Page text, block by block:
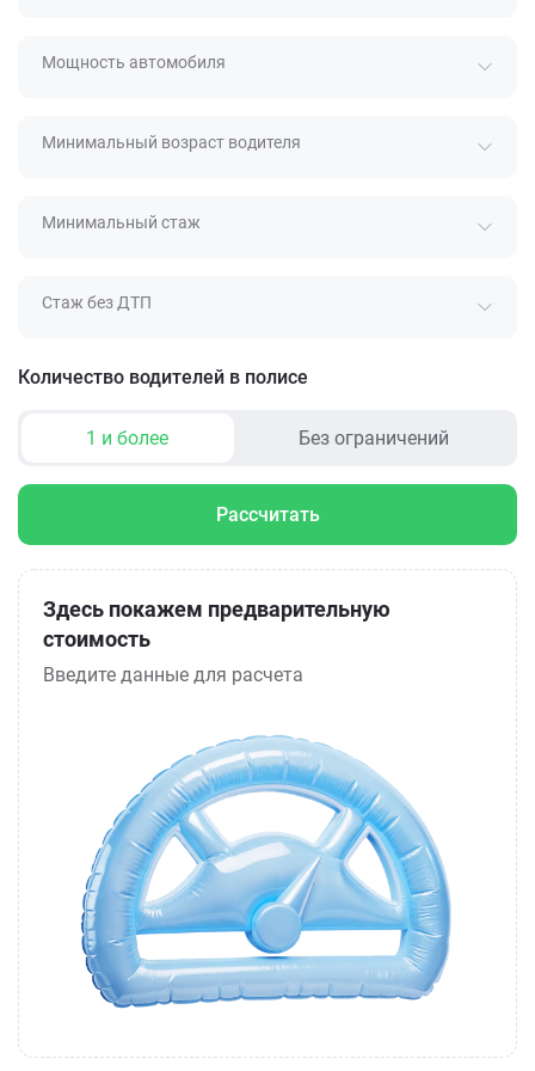
Мощность автомобиля
Минимальный возраст водителя
Минимальный стаж
Стаж без ДТП
Количество водителей в полисе
1 и более Без ограничений
Рассчитать
Здесь покажем предварительную
стоимость
Введите данные для расчета